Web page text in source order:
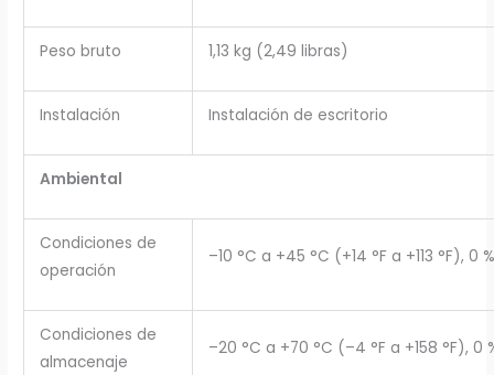
Peso bruto 1,13 kg (2,49 libras)
Instalación Instalación de escritorio
Ambiental
Condiciones de
operación
–10 °C a +45 °C (+14 °F a +113 °F), 0
Condiciones de
almacenaje
–20 °C a +70 °C (–4 °F a +158 °F), 0